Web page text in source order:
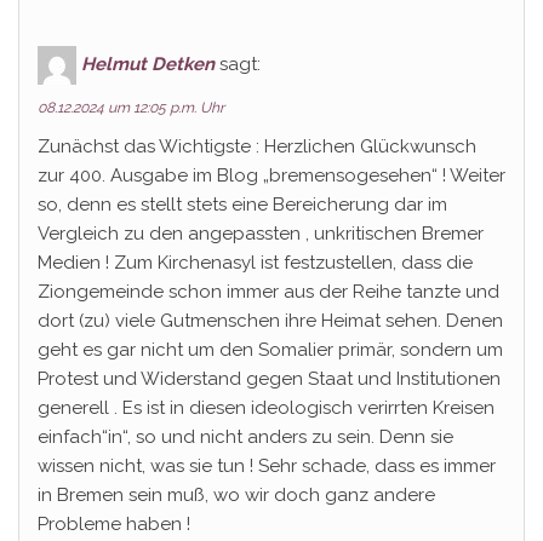
Helmut Detken sagt:
08.12.2024 um 12:05 p.m. Uhr
Zunächst das Wichtigste : Herzlichen Glückwunsch
zur 400. Ausgabe im Blog „bremensogesehen“ ! Weiter
so, denn es stellt stets eine Bereicherung dar im
Vergleich zu den angepassten , unkritischen Bremer
Medien ! Zum Kirchenasyl ist festzustellen, dass die
Ziongemeinde schon immer aus der Reihe tanzte und
dort (zu) viele Gutmenschen ihre Heimat sehen. Denen
geht es gar nicht um den Somalier primär, sondern um
Protest und Widerstand gegen Staat und Institutionen
generell . Es ist in diesen ideologisch verirrten Kreisen
einfach“in“, so und nicht anders zu sein. Denn sie
wissen nicht, was sie tun ! Sehr schade, dass es immer
in Bremen sein muß, wo wir doch ganz andere
Probleme haben !